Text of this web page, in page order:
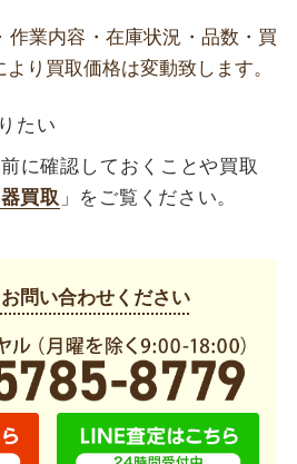
作業内容・在庫状況・品数・買
り買取価格は変動致します。
たい
に確認しておくことや買取
買取 」をご覧ください。
問い合わせください